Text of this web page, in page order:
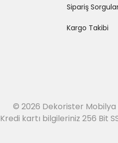
Sipariş
Kargo Takibi
© 2026 Dekorister Mobilya
Kredi kartı bilgileriniz 256 Bit